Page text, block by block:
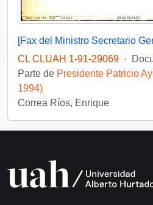
CL CLUAH 1-91-29069 ·
Parte de Presidente Patricio
1994)
Correa Ríos, Enrique